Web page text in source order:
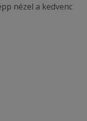
nézel a kedvenc